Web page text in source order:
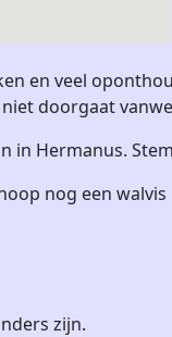
en veel
doorgaat
Hermanus.
nog een
zijn.